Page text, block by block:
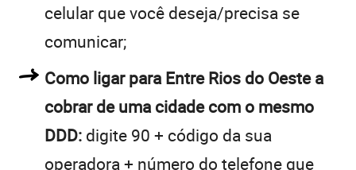
celular que você deseja/precisa se
comunicar;
Como ligar para Entre Rios do Oeste a
cobrar de uma cidade com o mesmo
DDD: digite 90 + código da sua
operadora + número do telefone que